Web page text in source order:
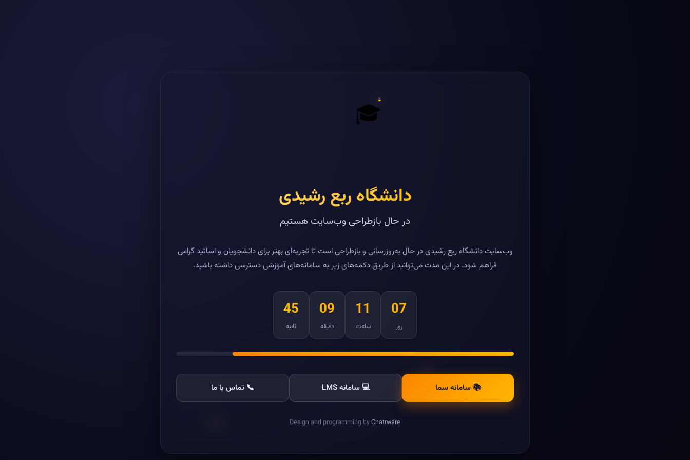
🎓
دانشگاه ربع رشیدی
در حال بازطراحی وب‌سایت هستیم
وب‌سایت دانشگاه ربع رشیدی در حال به‌روزرسانی و بازطراحی است تا تجربه‌ای بهتر برای دانشجویان و اساتید گرامی
فراهم شود. در این مدت می‌توانید از طریق دکمه‌های زیر به سامانه‌های آموزشی دسترسی داشته باشید.
07
روز
11
ساعت
09
دقیقه
45
ثانیه
📚 سامانه سما 💻 سامانه LMS 📞 تماس با ما
Design and programming byChatrware